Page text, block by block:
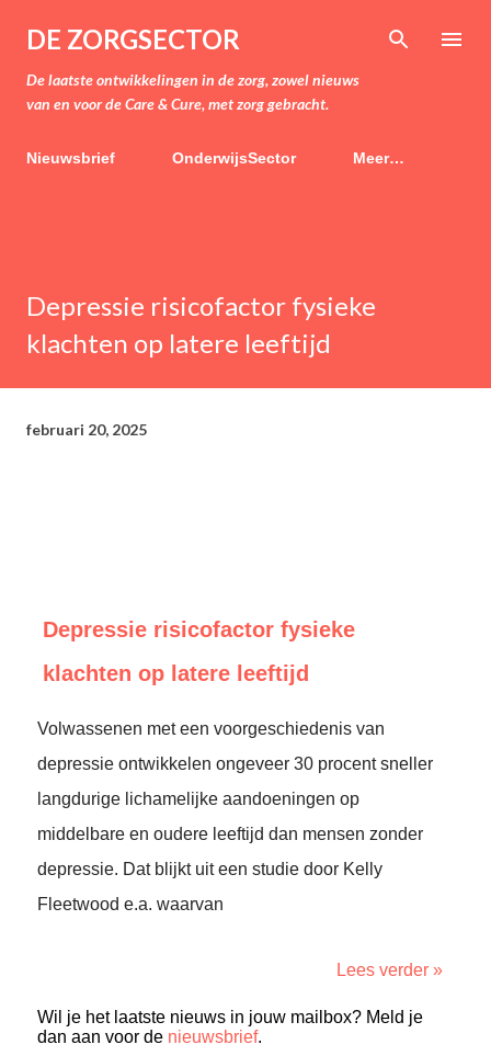
Doorgaan naar hoofdcontent
DE ZORGSECTOR
De laatste ontwikkelingen in de zorg, zowel nieuws
van en voor de Care & Cure, met zorg gebracht.
Nieuwsbrief OnderwijsSector Meer…
Depressie risicofactor fysieke
klachten op latere leeftijd
februari 20, 2025
Depressie risicofactor fysieke
klachten op latere leeftijd
Volwassenen met een voorgeschiedenis van
depressie ontwikkelen ongeveer 30 procent sneller
langdurige lichamelijke aandoeningen op
middelbare en oudere leeftijd dan mensen zonder
depressie. Dat blijkt uit een studie door Kelly
Fleetwood e.a. waarvan
Lees verder »
Wil je het laatste nieuws in jouw mailbox? Meld je
dan aan voor de nieuwsbrief.